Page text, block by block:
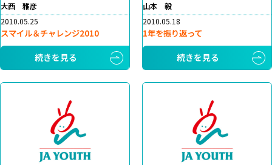
大西 雅彦
2010.05.25
スマイル＆チャレンジ2010
続きを見る
山本 毅
2010.05.18
1年を振り返って
続きを見る